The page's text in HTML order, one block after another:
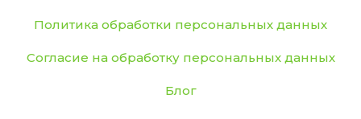
Политика обработки персональных данных
Согласие на обработку персональных данных
Блог